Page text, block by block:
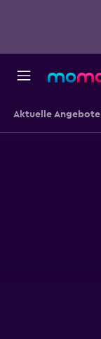
Aktuelle Angebote